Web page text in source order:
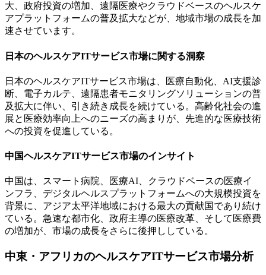
大、政府投資の増加、遠隔医療やクラウドベースのヘルスケ
アプラットフォームの普及拡大などが、地域市場の成長を加
速させています。
日本のヘルスケアITサービス市場に関する洞察
日本のヘルスケアITサービス市場は、医療自動化、AI支援診
断、電子カルテ、遠隔患者モニタリングソリューションの普
及拡大に伴い、引き続き成長を続けている。高齢化社会の進
展と医療効率向上へのニーズの高まりが、先進的な医療技術
への投資を促進している。
中国ヘルスケアITサービス市場のインサイト
中国は、スマート病院、医療AI、クラウドベースの医療イ
ンフラ、デジタルヘルスプラットフォームへの大規模投資を
背景に、アジア太平洋地域における最大の貢献国であり続け
ている。急速な都市化、政府主導の医療改革、そして医療費
の増加が、市場の成長をさらに後押ししている。
中東・アフリカのヘルスケアITサービス市場分析